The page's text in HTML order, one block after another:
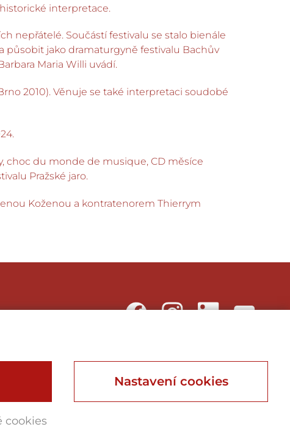
interpretace.
nepřátelé. Součástí festivalu se stalo bienále
působit jako dramaturgyně festivalu Bachův
Maria Willi uvádí.
2010). Věnuje se také interpretaci soudobé
choc du monde de musique, CD měsíce
Pražské jaro.
Koženou a kontratenorem Thierrym
Webdesign, Online Marketing, Branding
Nastavení cookies
cookies